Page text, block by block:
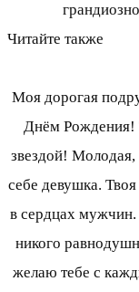
Читайте также
Моя дорогая
Днём Рождения!
звездой! Молодая,
себе девушка.
в сердцах мужчин.
никого
желаю тебе с